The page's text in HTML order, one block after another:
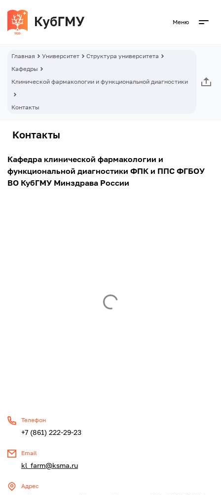
Меню
Главная Университет
Структура университета
Кафедры
Клинической фармакологии и функциональной диагностики
Контакты
Контакты
Кафедра клинической фармакологии и
функциональной диагностики ФПК и ППС ФГБОУ
ВО КубГМУ Минздрава России
Телефон
+7 (861) 222-29-23
Еmail
kl_farm@ksma.ru
Адрес